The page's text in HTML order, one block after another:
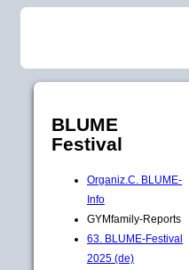
BLUME
Festival
Organiz.C. BLUME-
Info
GYMfamily-Reports
63. BLUME-Festival
2025 (de)